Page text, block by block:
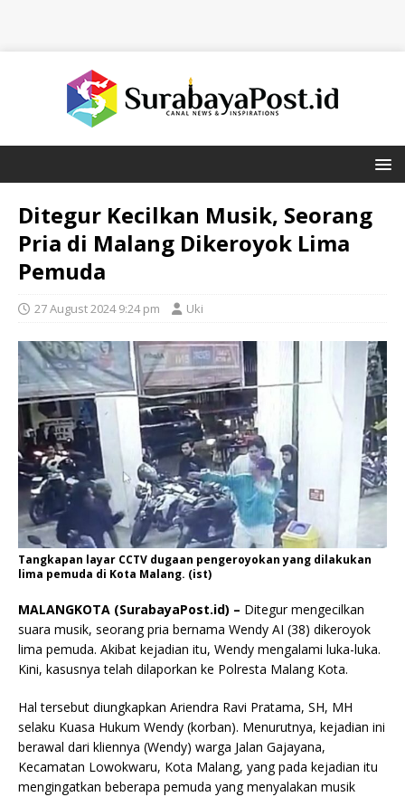
Ditegur Kecilkan Musik, Seorang
Pria di Malang Dikeroyok Lima
Pemuda
27 August 2024 9:24 pm Uki
Tangkapan layar CCTV dugaan pengeroyokan yang dilakukan
lima pemuda di Kota Malang. (ist)
MALANGKOTA (SurabayaPost.id) – Ditegur mengecilkan
suara musik, seorang pria bernama Wendy AI (38) dikeroyok
lima pemuda. Akibat kejadian itu, Wendy mengalami luka-luka.
Kini, kasusnya telah dilaporkan ke Polresta Malang Kota.
Hal tersebut diungkapkan Ariendra Ravi Pratama, SH, MH
selaku Kuasa Hukum Wendy (korban). Menurutnya, kejadian ini
berawal dari kliennya (Wendy) warga Jalan Gajayana,
Kecamatan Lowokwaru, Kota Malang, yang pada kejadian itu
mengingatkan beberapa pemuda yang menyalakan musik